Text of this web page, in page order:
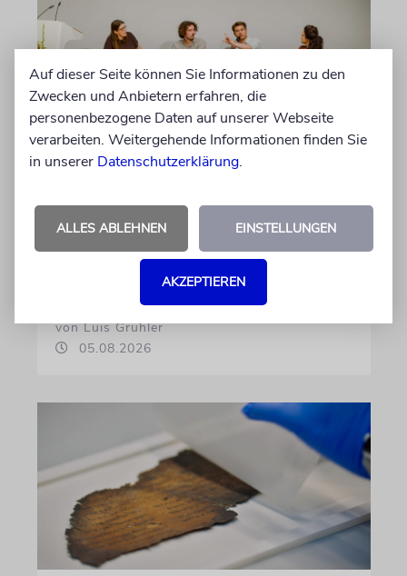
GESCHICHTE
Bedrohlich aktuell
Ein Forschungsprojekt von NS-Dokuzentrum
und Lenbachhaus untersucht, wie völkische
Gedanken vor dem Ersten Weltkrieg wirkten
von Luis Gruhler
05.08.2026
Auf dieser Seite können Sie Informationen zu den
Zwecken und Anbietern erfahren, die
personenbezogene Daten auf unserer Webseite
verarbeiten. Weitergehende Informationen finden Sie
in unserer Datenschutzerklärung.
ALLES ABLEHNEN EINSTELLUNGEN
AKZEPTIEREN